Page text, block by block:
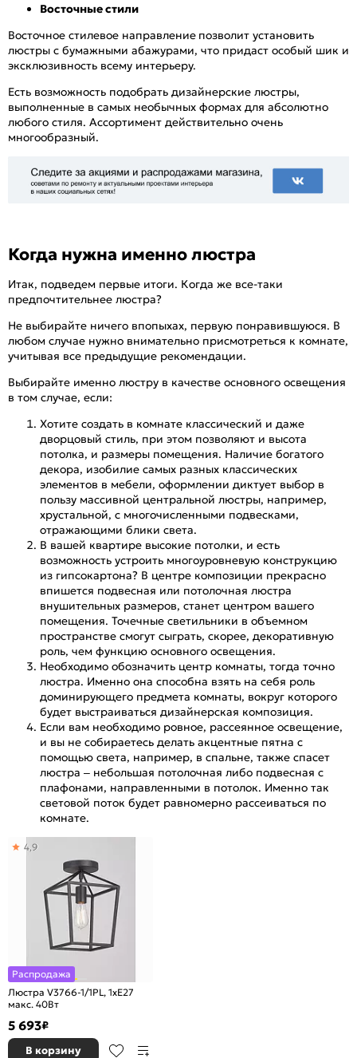
Восточные стили
Восточное стилевое направление позволит установить
люстры с бумажными абажурами, что придаст особый шик и
эксклюзивность всему интерьеру.
Есть возможность подобрать дизайнерские люстры,
выполненные в самых необычных формах для абсолютно
любого стиля. Ассортимент действительно очень
многообразный.
Когда нужна именно люстра
Итак, подведем первые итоги. Когда же все-таки
предпочтительнее люстра?
Не выбирайте ничего впопыхах, первую понравившуюся. В
любом случае нужно внимательно присмотреться к комнате,
учитывая все предыдущие рекомендации.
Выбирайте именно люстру в качестве основного освещения
в том случае, если:
Хотите создать в комнате классический и даже
дворцовый стиль, при этом позволяют и высота
потолка, и размеры помещения. Наличие богатого
декора, изобилие самых разных классических
элементов в мебели, оформлении диктует выбор в
пользу массивной центральной люстры, например,
хрустальной, с многочисленными подвесками,
отражающими блики света.
В вашей квартире высокие потолки, и есть
возможность устроить многоуровневую конструкцию
из гипсокартона? В центре композиции прекрасно
впишется подвесная или потолочная люстра
внушительных размеров, станет центром вашего
помещения. Точечные светильники в объемном
пространстве смогут сыграть, скорее, декоративную
роль, чем функцию основного освещения.
Необходимо обозначить центр комнаты, тогда точно
люстра. Именно она способна взять на себя роль
доминирующего предмета комнаты, вокруг которого
будет выстраиваться дизайнерская композиция.
Если вам необходимо ровное, рассеянное освещение,
и вы не собираетесь делать акцентные пятна с
помощью света, например, в спальне, также спасет
люстра – небольшая потолочная либо подвесная с
плафонами, направленными в потолок. Именно так
световой поток будет равномерно рассеиваться по
комнате.
Распродажа
Люстра V3766-1/1PL, 1xE27
макс. 40Вт
4,9
5 693₽
В корзину